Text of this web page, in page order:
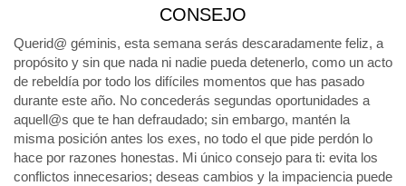
CONSEJO
Querid@ géminis, esta semana serás descaradamente feliz, a
propósito y sin que nada ni nadie pueda detenerlo, como un acto
de rebeldía por todo los difíciles momentos que has pasado
durante este año. No concederás segundas oportunidades a
aquell@s que te han defraudado; sin embargo, mantén la
misma posición antes los exes, no todo el que pide perdón lo
hace por razones honestas. Mi único consejo para ti: evita los
conflictos innecesarios; deseas cambios y la impaciencia puede